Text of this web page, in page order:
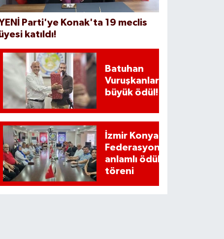
Parti'ye Konak'ta 19 meclis
katıldı!
Batuhan
Vuruşkanlar'a
büyük ödül!
İzmir Konyalılar
Federasyonundan
anlamlı ödül
töreni